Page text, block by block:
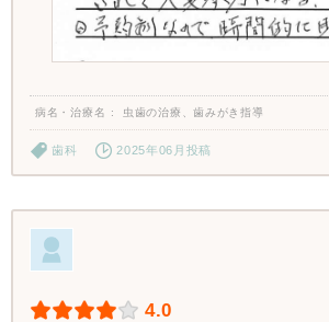
病名・治療名 虫歯の治療、歯みがき指導
歯科 2025年06月投稿
4.0